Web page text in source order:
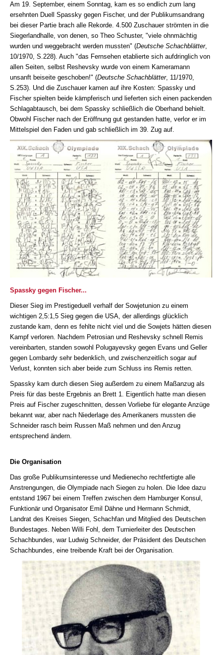
Am 19. September, einem Sonntag, kam es so endlich zum lang
ersehnten Duell Spassky gegen Fischer, und der Publikumsandrang
bei dieser Partie brach alle Rekorde. 4.500 Zuschauer strömten in die
Siegerlandhalle, von denen, so Theo Schuster, "viele ohnmächtig
wurden und weggebracht werden mussten" (Deutsche Schachblätter,
10/1970, S.228). Auch "das Fernsehen etablierte sich aufdringlich von
allen Seiten, selbst Reshevsky wurde von einem Kameramann
unsanft beiseite geschoben!" (Deutsche Schachblätter, 11/1970,
S.253). Und die Zuschauer kamen auf ihre Kosten: Spassky und
Fischer spielten beide kämpferisch und lieferten sich einen packenden
Schlagabtausch, bei dem Spassky schließlich die Oberhand behielt.
Obwohl Fischer nach der Eröffnung gut gestanden hatte, verlor er im
Mittelspiel den Faden und gab schließlich im 39. Zug auf.
Spassky gegen Fischer...
Dieser Sieg im Prestigeduell verhalf der Sowjetunion zu einem
wichtigen 2,5:1,5 Sieg gegen die USA, der allerdings glücklich
zustande kam, denn es fehlte nicht viel und die Sowjets hätten diesen
Kampf verloren. Nachdem Petrosian und Reshevsky schnell Remis
vereinbarten, standen sowohl Polugayevsky gegen Evans und Geller
gegen Lombardy sehr bedenklich, und zwischenzeitlich sogar auf
Verlust, konnten sich aber beide zum Schluss ins Remis retten.
Spassky kam durch diesen Sieg außerdem zu einem Maßanzug als
Preis für das beste Ergebnis an Brett 1. Eigentlich hatte man diesen
Preis auf Fischer zugeschnitten, dessen Vorliebe für elegante Anzüge
bekannt war, aber nach Niederlage des Amerikaners mussten die
Schneider rasch beim Russen Maß nehmen und den Anzug
entsprechend ändern.
Die Organisation
Das große Publikumsinteresse und Medienecho rechtfertigte alle
Anstrengungen, die Olympiade nach Siegen zu holen. Die Idee dazu
entstand 1967 bei einem Treffen zwischen dem Hamburger Konsul,
Funktionär und Organisator Emil Dähne und Hermann Schmidt,
Landrat des Kreises Siegen, Schachfan und Mitglied des Deutschen
Bundestages. Neben Willi Fohl, dem Turnierleiter des Deutschen
Schachbundes, war Ludwig Schneider, der Präsident des Deutschen
Schachbundes, eine treibende Kraft bei der Organisation.